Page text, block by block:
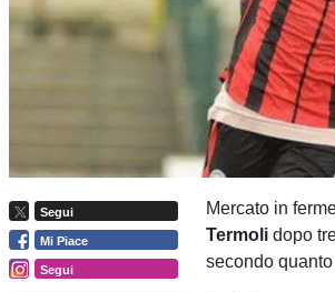
Segui
Mi Piace
Segui
Mercato in
Termoli dopo
secondo